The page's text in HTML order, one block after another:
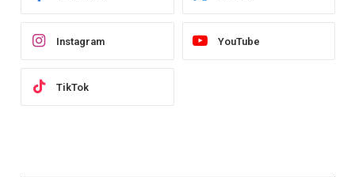
Instagram YouTube
TikTok